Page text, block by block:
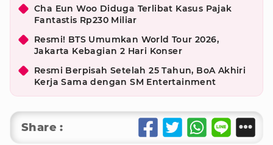
Cha Eun Woo Diduga Terlibat Kasus Pajak
Fantastis Rp230 Miliar
Resmi! BTS Umumkan World Tour 2026,
Jakarta Kebagian 2 Hari Konser
Resmi Berpisah Setelah 25 Tahun, BoA Akhiri
Kerja Sama dengan SM Entertainment
Share :